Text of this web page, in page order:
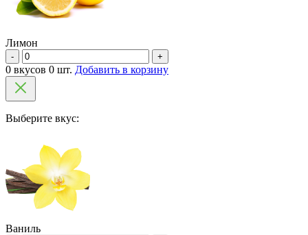
Лимон
- +
0 вкусов 0 шт. Добавить в корзину
Выберите вкус:
Ваниль